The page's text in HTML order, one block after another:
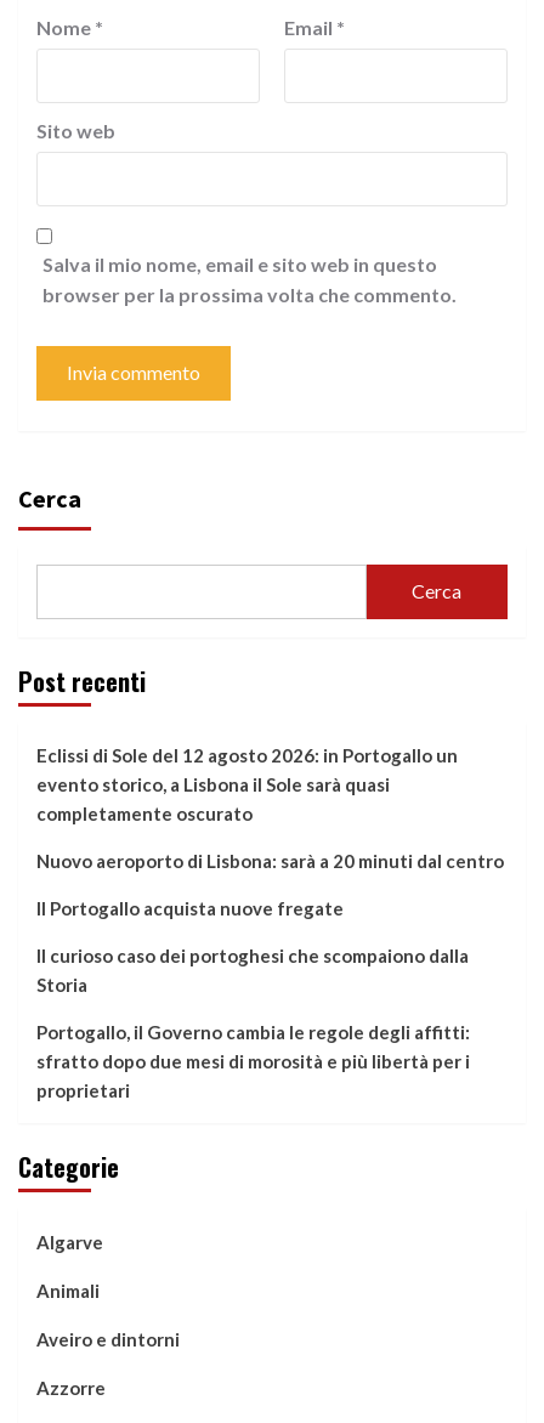
Nome * Email *
Sito web
Salva il mio nome, email e sito web in questo
browser per la prossima volta che commento.
Cerca
Cerca
Post recenti
Eclissi di Sole del 12 agosto 2026: in Portogallo un
evento storico, a Lisbona il Sole sarà quasi
completamente oscurato
Nuovo aeroporto di Lisbona: sarà a 20 minuti dal centro
Il Portogallo acquista nuove fregate
Il curioso caso dei portoghesi che scompaiono dalla
Storia
Portogallo, il Governo cambia le regole degli affitti:
sfratto dopo due mesi di morosità e più libertà per i
proprietari
Categorie
Algarve
Animali
Aveiro e dintorni
Azzorre